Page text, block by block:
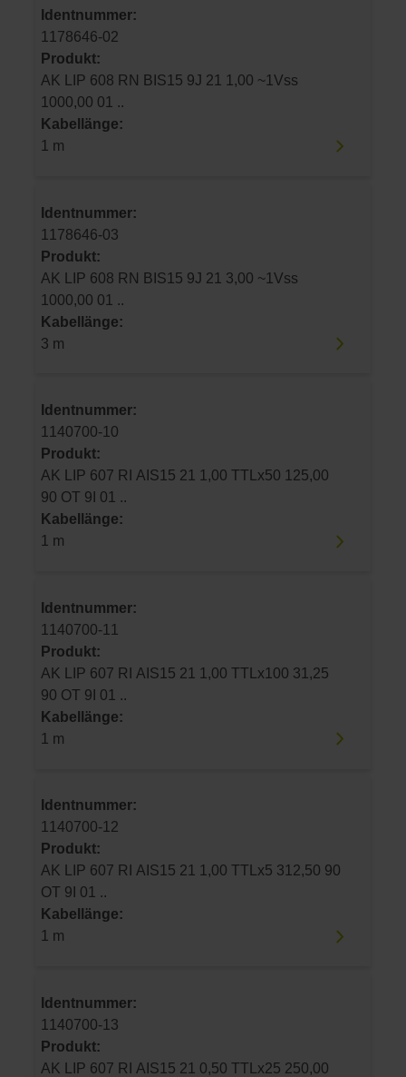
Identnummer:
1178646-02
Produkt:
AK LIP 608 RN BIS15 9J 21 1,00 ~1Vss
1000,00 01 ..
Kabellänge:
1 m
Identnummer:
1178646-03
Produkt:
AK LIP 608 RN BIS15 9J 21 3,00 ~1Vss
1000,00 01 ..
Kabellänge:
3 m
Identnummer:
1140700-10
Produkt:
AK LIP 607 RI AIS15 21 1,00 TTLx50 125,00
90 OT 9I 01 ..
Kabellänge:
1 m
Identnummer:
1140700-11
Produkt:
AK LIP 607 RI AIS15 21 1,00 TTLx100 31,25
90 OT 9I 01 ..
Kabellänge:
1 m
Identnummer:
1140700-12
Produkt:
AK LIP 607 RI AIS15 21 1,00 TTLx5 312,50 90
OT 9I 01 ..
Kabellänge:
1 m
Identnummer:
1140700-13
Produkt:
AK LIP 607 RI AIS15 21 0,50 TTLx25 250,00